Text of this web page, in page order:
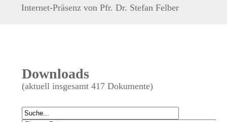
Internet-Präsenz von Pfr. Dr. Stefan Felber
Downloads
(aktuell insgesamt 417 Dokumente)